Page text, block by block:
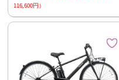
116,600円）